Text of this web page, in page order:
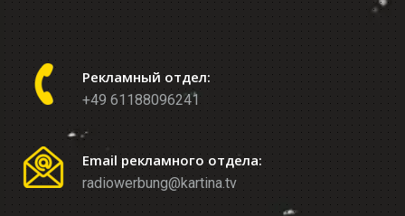
Рекламный отдел:
+49 61188096241
Email рекламного отдела:
radiowerbung@kartina.tv